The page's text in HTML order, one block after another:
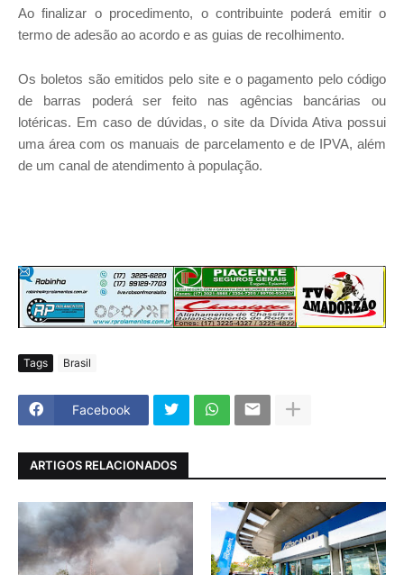
Ao finalizar o procedimento, o contribuinte poderá emitir o
termo de adesão ao acordo e as guias de recolhimento.
Os boletos são emitidos pelo site e o pagamento pelo código
de barras poderá ser feito nas agências bancárias ou
lotéricas. Em caso de dúvidas, o site da Dívida Ativa possui
uma área com os manuais de parcelamento e de IPVA, além
de um canal de atendimento à população.
Tags Brasil
Facebook
ARTIGOS RELACIONADOS